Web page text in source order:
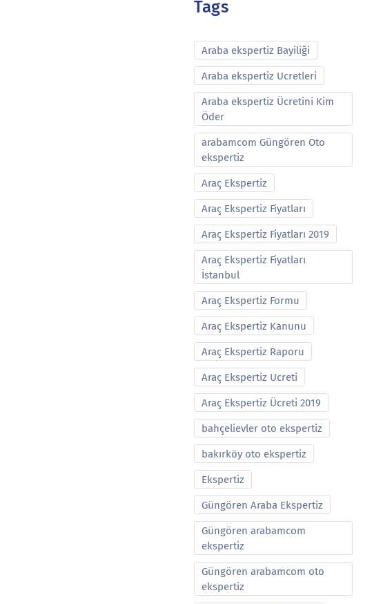
Tags
Araba ekspertiz Bayiliği
Araba ekspertiz Ucretleri
Araba ekspertiz Ücretini Kim
Öder
arabamcom Güngören Oto
ekspertiz
Araç Ekspertiz
Araç Ekspertiz Fiyatları
Araç Ekspertiz Fiyatları 2019
Araç Ekspertiz Fiyatları
İstanbul
Araç Ekspertiz Formu
Araç Ekspertiz Kanunu
Araç Ekspertiz Raporu
Araç Ekspertiz Ucreti
Araç Ekspertiz Ücreti 2019
bahçelievler oto ekspertiz
bakırköy oto ekspertiz
Ekspertiz
Güngören Araba Ekspertiz
Güngören arabamcom
ekspertiz
Güngören arabamcom oto
ekspertiz